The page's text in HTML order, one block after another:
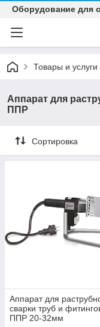
Оборудование для
Товары и услуги
Аппарат для
ППР
Сортировка
Аппарат для
сварки труб и
ППР 20-32мм